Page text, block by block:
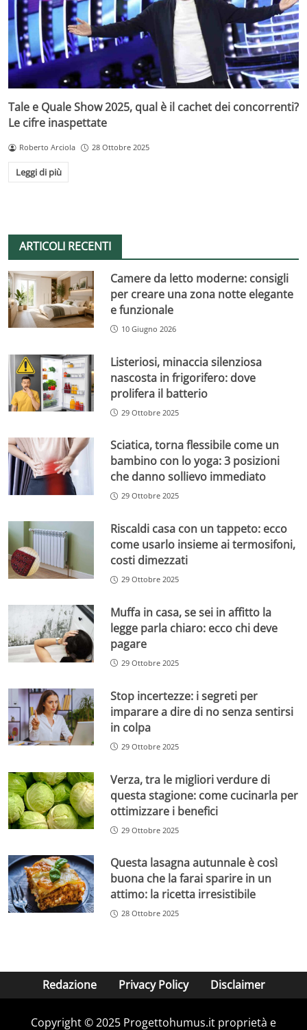
Tale e Quale Show 2025, qual è il cachet dei concorrenti?
Le cifre inaspettate
Roberto Arciola 28 Ottobre 2025
Leggi di più
ARTICOLI RECENTI
Camere da letto moderne: consigli
per creare una zona notte elegante
e funzionale
10 Giugno 2026
Listeriosi, minaccia silenziosa
nascosta in frigorifero: dove
prolifera il batterio
29 Ottobre 2025
Sciatica, torna flessibile come un
bambino con lo yoga: 3 posizioni
che danno sollievo immediato
29 Ottobre 2025
Riscaldi casa con un tappeto: ecco
come usarlo insieme ai termosifoni,
costi dimezzati
29 Ottobre 2025
Muffa in casa, se sei in affitto la
legge parla chiaro: ecco chi deve
pagare
29 Ottobre 2025
Stop incertezze: i segreti per
imparare a dire di no senza sentirsi
in colpa
29 Ottobre 2025
Verza, tra le migliori verdure di
questa stagione: come cucinarla per
ottimizzare i benefici
29 Ottobre 2025
Questa lasagna autunnale è così
buona che la farai sparire in un
attimo: la ricetta irresistibile
28 Ottobre 2025
Redazione Privacy Policy Disclaimer
Copyright © 2025 Progettohumus.it proprietà e